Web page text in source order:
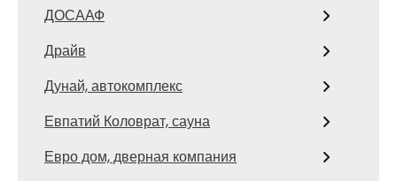
ДОСААФ
Драйв
Дунай, автокомплекс
Евпатий Коловрат, сауна
Евро дом, дверная компания